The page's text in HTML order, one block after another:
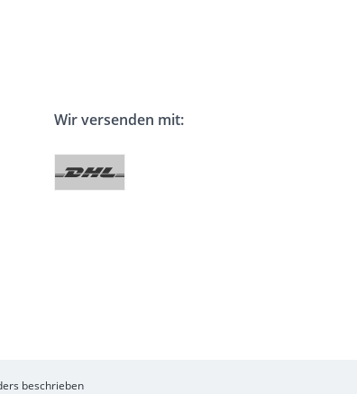
Wir versenden mit:
beschrieben